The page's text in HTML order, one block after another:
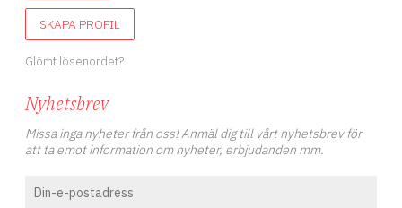
SKAPA PROFIL
Glömt lösenordet?
Nyhetsbrev
Missa inga nyheter från oss! Anmäl dig till vårt nyhetsbrev för
att ta emot information om nyheter, erbjudanden mm.